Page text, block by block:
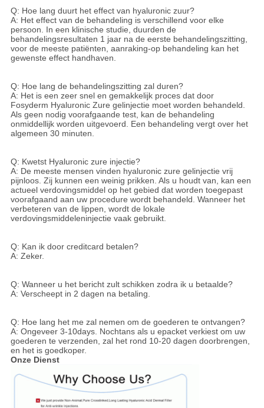
Q: Hoe lang duurt het effect van hyaluronic zuur?
A: Het effect van de behandeling is verschillend voor elke
persoon. In een klinische studie, duurden de
behandelingsresultaten 1 jaar na de eerste behandelingszitting,
voor de meeste patiënten, aanraking-op behandeling kan het
gewenste effect handhaven.
Q: Hoe lang de behandelingszitting zal duren?
A: Het is een zeer snel en gemakkelijk proces dat door
Fosyderm Hyaluronic Zure gelinjectie moet worden behandeld.
Als geen nodig voorafgaande test, kan de behandeling
onmiddellijk worden uitgevoerd. Een behandeling vergt over het
algemeen 30 minuten.
Q: Kwetst Hyaluronic zure injectie?
A: De meeste mensen vinden hyaluronic zure gelinjectie vrij
pijnloos. Zij kunnen een weinig prikken. Als u houdt van, kan een
actueel verdovingsmiddel op het gebied dat worden toegepast
voorafgaand aan uw procedure wordt behandeld. Wanneer het
verbeteren van de lippen, wordt de lokale
verdovingsmiddeleninjectie vaak gebruikt.
Q: Kan ik door creditcard betalen?
A: Zeker.
Q: Wanneer u het bericht zult schikken zodra ik u betaalde?
A: Verscheept in 2 dagen na betaling.
Q: Hoe lang het me zal nemen om de goederen te ontvangen?
A: Ongeveer 3-10days. Nochtans als u epacket verkiest om uw
goederen te verzenden, zal het rond 10-20 dagen doorbrengen,
en het is goedkoper.
Onze Dienst